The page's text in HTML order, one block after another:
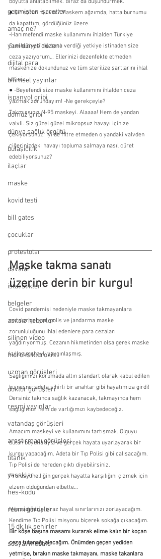
geçmişten işaretler
amaç ne?
yeni dünya düzeni
dijital para
bilimsel yayınlar
ispanyol gribi
domuz gribi
dünya sağlık örgütü
bulaşıcılık
ilaçlar
maske
kovid testi
bill gates
çocuklar
protestolar
davalar
istatistikler
belgeler
asılsız haberler
silinen video
hidroksiklorokin
uzman görüşleri
doktor görüşleri
resmi yayınlar
vatandaş görüşleri
araştırmacı görüşleri
titanik
yasaklar
hes-kodu
resmi görüşler
15 dk.lık şehirler
sosyal mesafe
boyutta anlatabilmek. Biraz da düşündürmek.
● Bir sorun mu var? Maskem ağzımda, hatta burnumu
da kapattım, gördüğünüz üzere.
-Hanımefendi maske kullanımını ihlalden Türkiye
Cumhuriyeti’nin bana verdiği yetkiye istinaden size
ceza yazıyorum… Ellerinizi dezenfekte etmeden
maskenize dokundunuz ve tüm sterilize şartlarını ihlal
ettiniz.
● -Beyefendi size maske kullanımını ihlalden ceza
yazmak zorundayım! -Ne gerekçeyle?
Takmışsınız N-95 maskeyi. Alaaaa! Hem de yandan
valvli. Siz güzel güzel mikropsuz havayı içinize
çekiyorsunuz. İyi de filtre etmeden o yandaki valvden
ciğerinizdeki havayı topluma salmaya nasıl cüret
edebiliyorsunuz?
Maske takma sanatı
üzerine derin bir kurgu!
Covid pandemisi nedeniyle maske takmayanlara
cezalar geliyor, polis ve jandarma maske
zorunluluğunu ihlal edenlere para cezaları
yağdırıyormuş. Cezanın hikmetinden olsa gerek maske
kullanımı hayli yaygınlaşmış.
Sağlığımızı korumada altın standart olarak kabul edilen
bu nesne, adeta sihirli bir anahtar gibi hayatımıza girdi!
Dersiniz takınca sağlık kazanacak, takmayınca hem
sağlığımızı hem de varlığımızı kaybedeceğiz.
Amacım maskeyi ve kullanımını tartışmak. Olguyu
bütün boyutlarıyla ve gerçek hayata uyarlayarak bir
kurgu yapacağım. Adeta bir Tıp Polisi gibi çalışacağım.
Tıp Polisi de nereden çıktı diyebilirsiniz.
Profesyonelliğin gerçek hayatta karşılığını çizmek için
elzem olduğundan elbette…
Müsaadenizle biraz hayal sınırlarınızı zorlayacağım.
Kendime Tıp Polisi misyonu biçerek sokağa çıkacağım.
Bir köşe başına masamı kurarak elime kalın bir koçan
ceza tutanağı alacağım. Önümden geçen yediden
yetmişe, bırakın maske takmayanı, maske takanlara